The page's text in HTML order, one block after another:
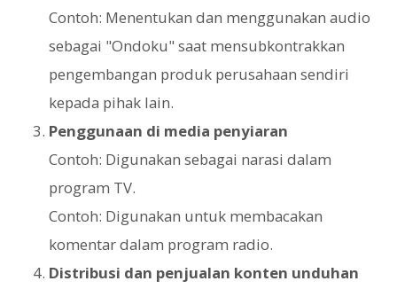
Contoh: Menentukan dan menggunakan audio
sebagai "Ondoku" saat mensubkontrakkan
pengembangan produk perusahaan sendiri
kepada pihak lain.
Penggunaan di media penyiaran
Contoh: Digunakan sebagai narasi dalam
program TV.
Contoh: Digunakan untuk membacakan
komentar dalam program radio.
Distribusi dan penjualan konten unduhan